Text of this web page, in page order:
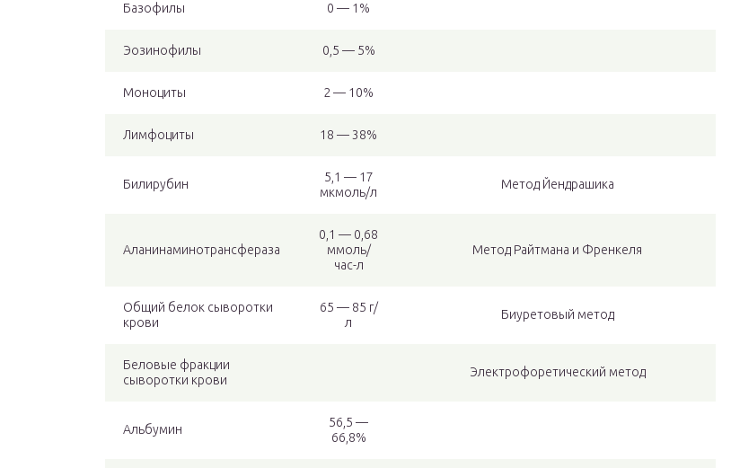
Базофилы 0 — 1%
Эозинофилы 0,5 — 5%
Моноциты 2 — 10%
Лимфоциты 18 — 38%
Билирубин
5,1 — 17
мкмоль/л
Метод Йендрашика
Аланинаминотрансфераза
0,1 — 0,68
ммоль/
час-л
Метод Райтмана и Френкеля
Общий белок сыворотки
крови
65 — 85 г/
л
Биуретовый метод
Беловые фракции
сыворотки крови
Электрофоретический метод
Альбумин
56,5 —
66,8%